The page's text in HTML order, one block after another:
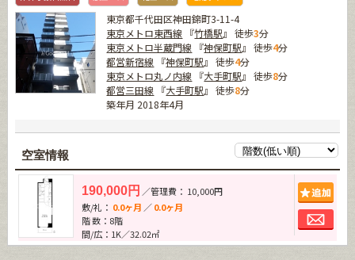
東京都千代田区神田錦町3-11-4
東京メトロ東西線 『竹橋駅』 徒歩3分
東京メトロ半蔵門線 『神保町駅』 徒歩4分
都営新宿線 『神保町駅』 徒歩4分
東京メトロ丸ノ内線 『大手町駅』 徒歩8分
都営三田線 『大手町駅』 徒歩8分
築年月 2018年4月
空室情報
190,000円 ／管理費： 10,000円
敷/礼： 0.0ヶ月 ／0.0ヶ月
階 数：8階
間/広：1K／32.02㎡